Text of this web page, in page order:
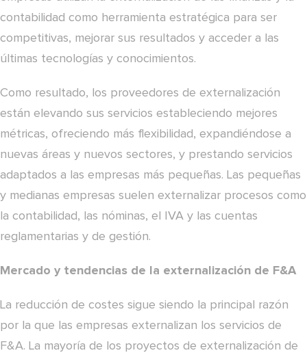
contabilidad como herramienta estratégica para ser
competitivas, mejorar sus resultados y acceder a las
últimas tecnologías y conocimientos.
Como resultado, los proveedores de externalización
están elevando sus servicios estableciendo mejores
métricas, ofreciendo más flexibilidad, expandiéndose a
nuevas áreas y nuevos sectores, y prestando servicios
adaptados a las empresas más pequeñas. Las pequeñas
y medianas empresas suelen externalizar procesos como
la contabilidad, las nóminas, el IVA y las cuentas
reglamentarias y de gestión.
Mercado y tendencias de la externalización de F&A
La reducción de costes sigue siendo la principal razón
por la que las empresas externalizan los servicios de
F&A. La mayoría de los proyectos de externalización de